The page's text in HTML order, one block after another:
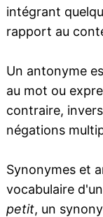
intégrant
rapport au
Un antonyme
au mot ou
contraire,
négations
Synonymes et
vocabulaire
petit, un